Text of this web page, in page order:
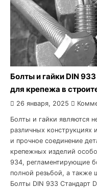
Болты и гайки DIN
для крепежа в
26 января, 2025
Болты и гайки являются
различных конструкциях
и прочное соединение
крепежных изделий
934, регламентирующие
полной резьбой, а также
Болты DIN 933 Стандарт